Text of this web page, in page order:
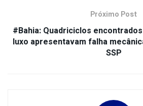
Próximo Post
#Bahia: Quadriciclos
luxo apresentavam falha
SSP